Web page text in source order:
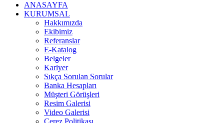
ANASAYFA
KURUMSAL
Hakkımızda
Ekibimiz
Referanslar
E-Katalog
Belgeler
Kariyer
Sıkça Sorulan Sorular
Banka Hesapları
Müşteri Görüşleri
Resim Galerisi
Video Galerisi
Çerez Politikası